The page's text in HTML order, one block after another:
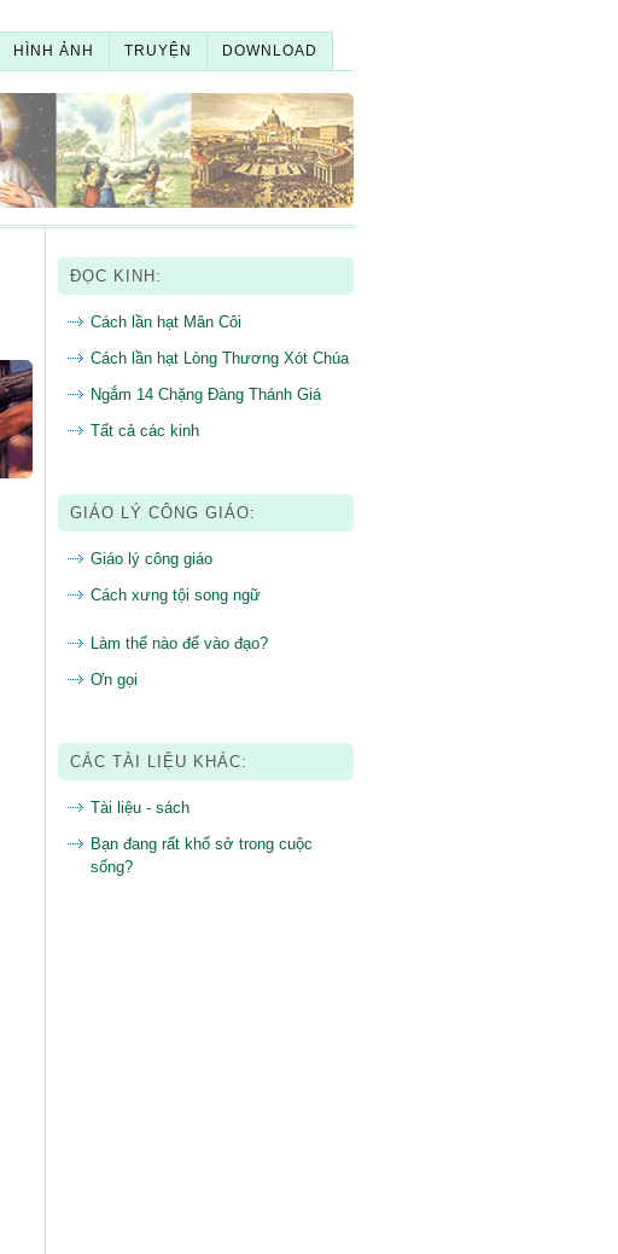
HÌNH ẢNH TRUYỆN DOWNLOAD
ĐỌC KINH:
Cách lần hạt Mân Côi
Cách lần hạt Lòng Thương Xót Chúa
Ngắm 14 Chặng Đàng Thánh Giá
Tất cả các kinh
GIÁO LÝ CÔNG GIÁO:
Giáo lý công giáo
Cách xưng tội song ngữ
Làm thế nào để vào đạo?
Ơn gọi
CÁC TÀI LIỆU KHÁC:
Tài liệu - sách
Bạn đang rất khổ sở trong cuộc
sống?